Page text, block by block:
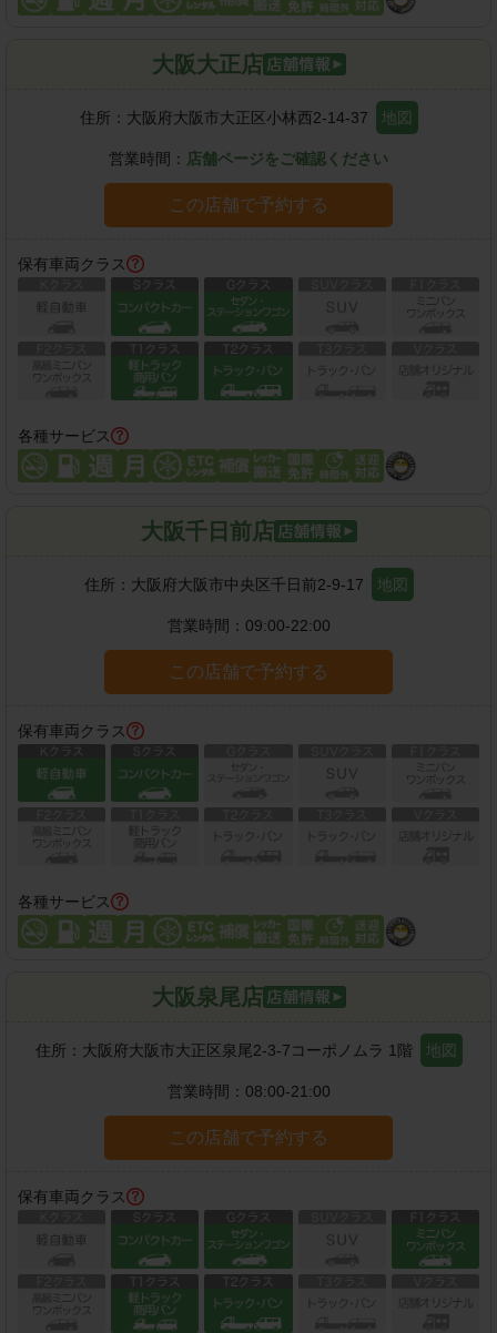
大阪大正店
住所： 大阪府大阪市大正区小林西2-14-37 地図
営業時間： 店舗ページをご確認ください
この店舗で予約する
保有車両クラス
各種サービス
大阪千日前店
住所： 大阪府大阪市中央区千日前2-9-17 地図
営業時間： 09:00-22:00
この店舗で予約する
保有車両クラス
各種サービス
大阪泉尾店
住所： 大阪府大阪市大正区泉尾2-3-7コーポノムラ 1階 地図
営業時間： 08:00-21:00
この店舗で予約する
保有車両クラス